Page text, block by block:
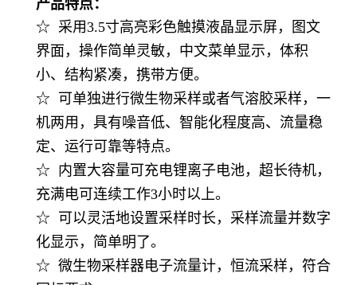
产品特点：
☆ 采用3.5寸高亮彩色触摸液晶显示屏，图文
界面，操作简单灵敏，中文菜单显示，体积
小、结构紧凑，携带方便。
☆ 可单独进行微生物采样或者气溶胶采样，一
机两用，具有噪音低、智能化程度高、流量稳
定、运行可靠等特点。
☆ 内置大容量可充电锂离子电池，超长待机，
充满电可连续工作3小时以上。
☆ 可以灵活地设置采样时长，采样流量并数字
化显示，简单明了。
☆ 微生物采样器电子流量计，恒流采样，符合